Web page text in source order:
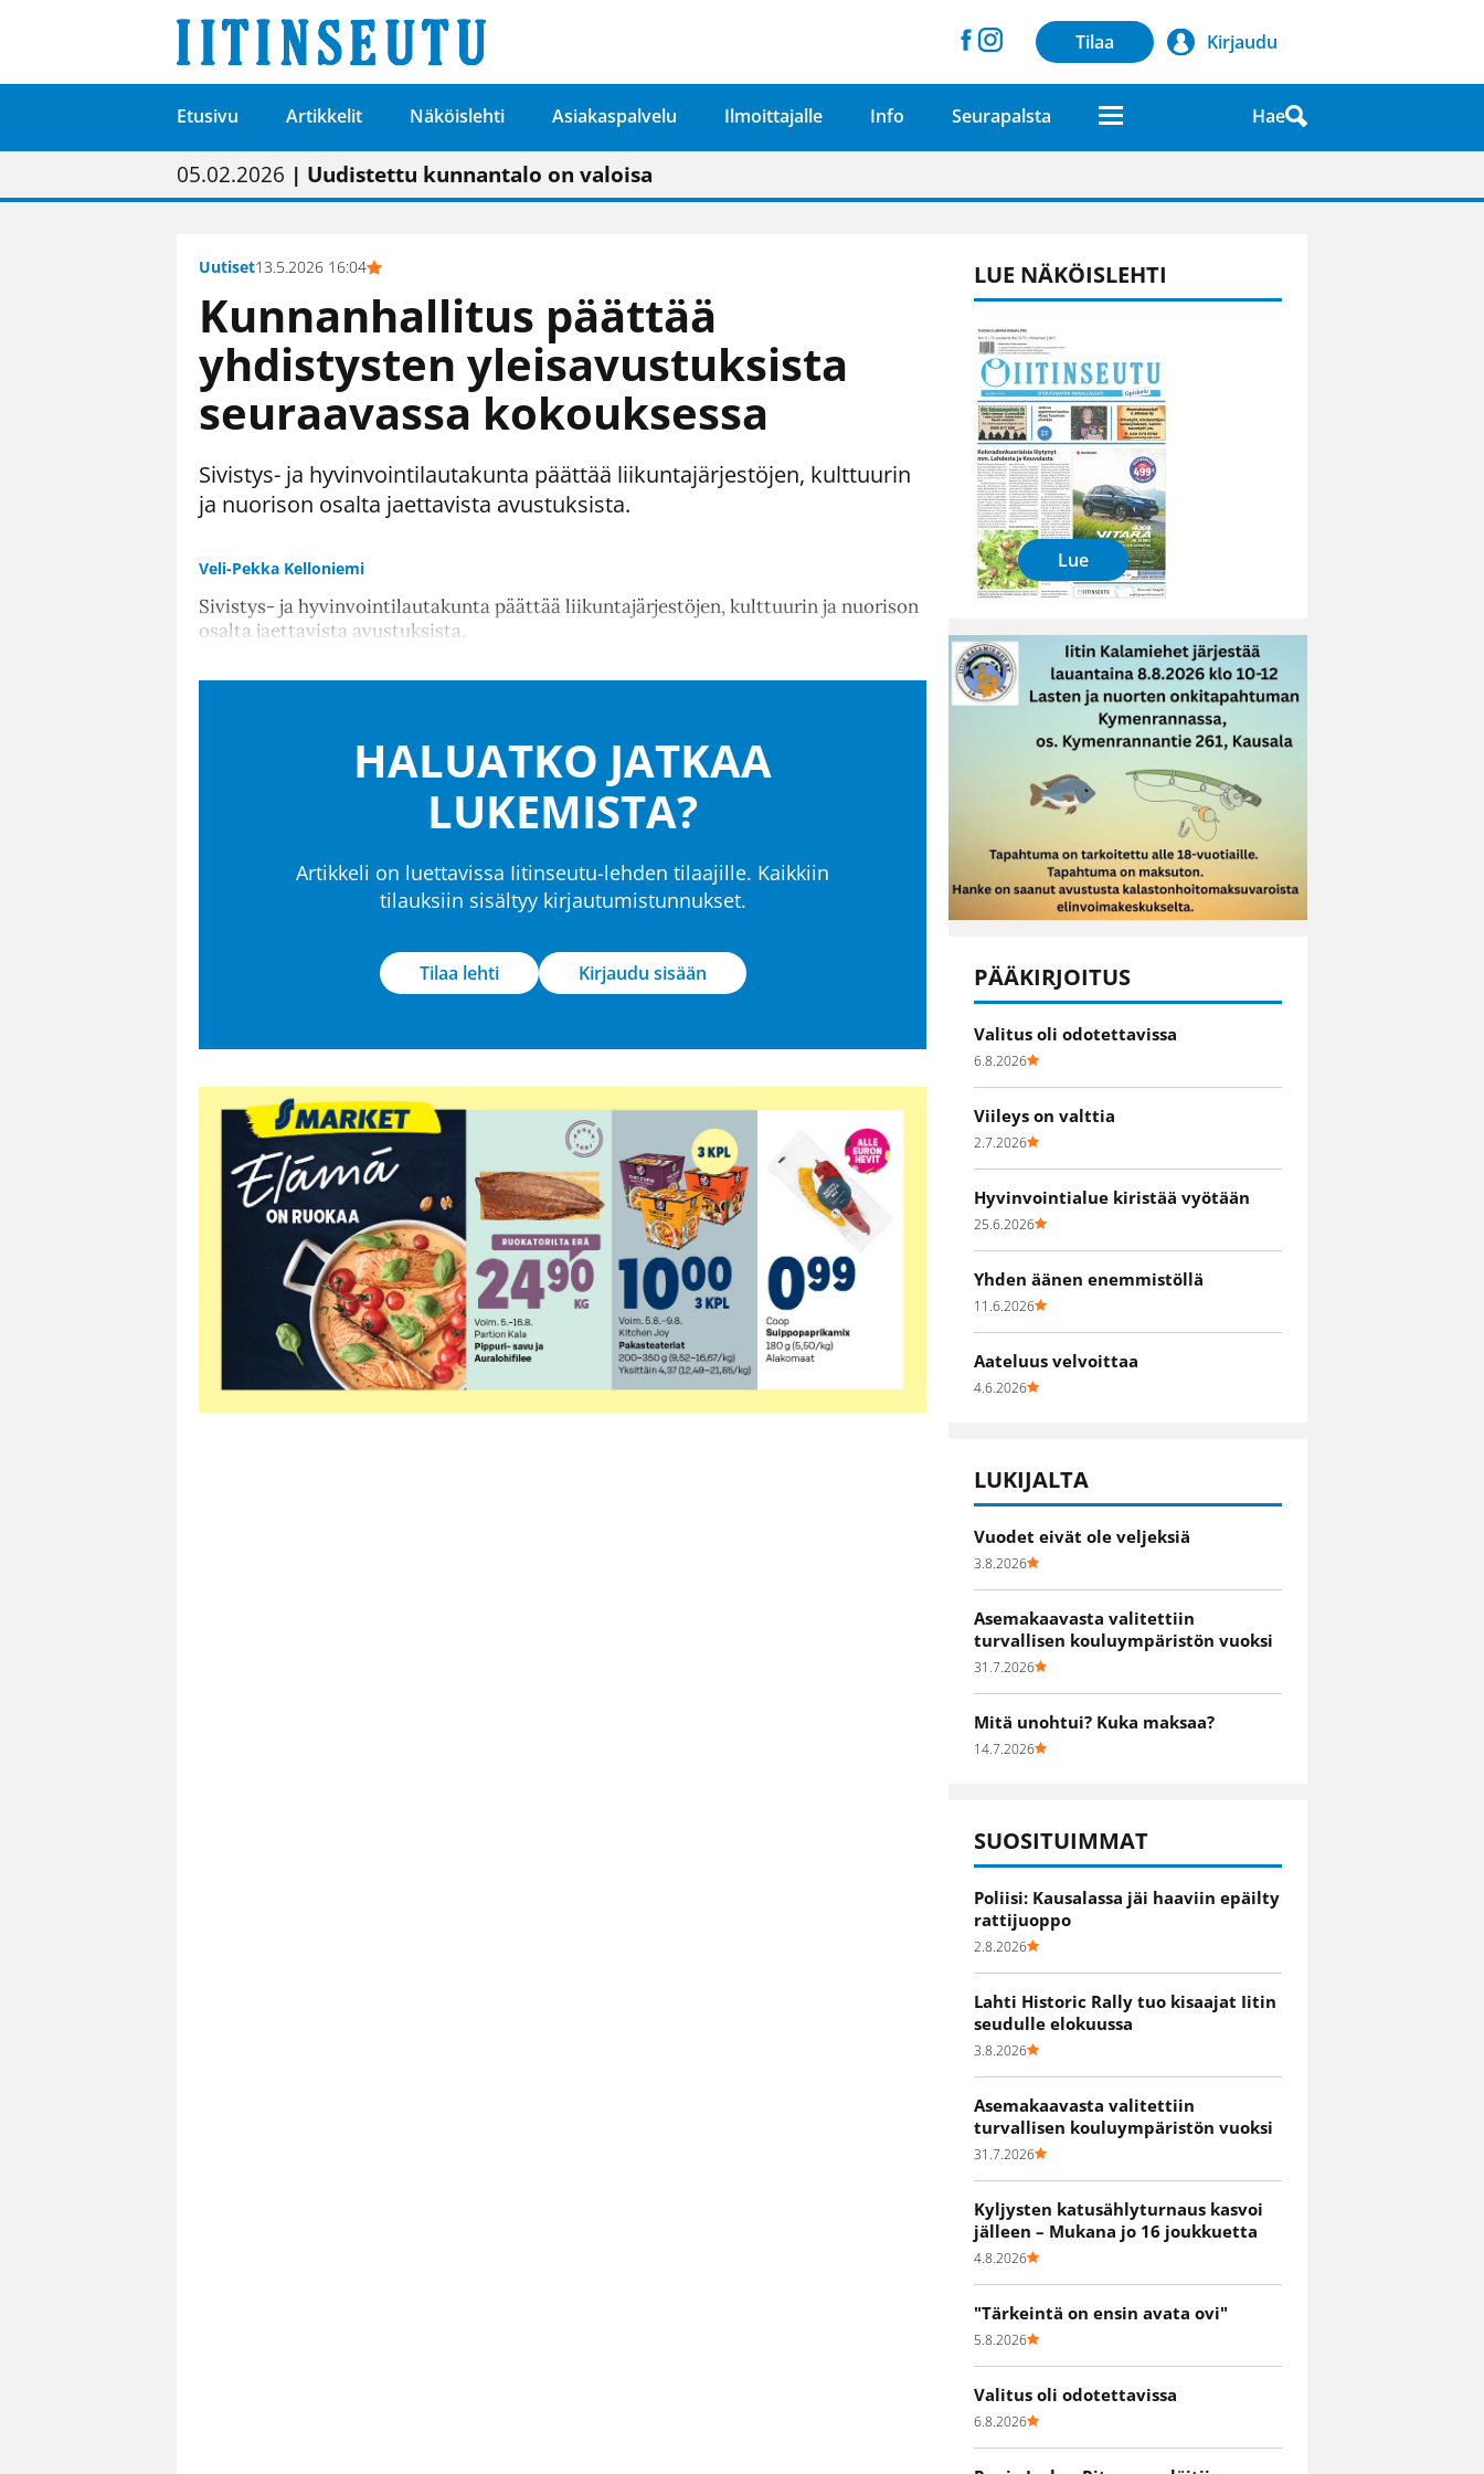
Tilaa Kirjaudu
Etusivu Artikkelit Näköislehti Asiakaspalvelu Ilmoittajalle Info Seurapalsta Hae
01.02.2026 | Painon vaihtumisen pitäisi näkyä hieman parempana painojäljen laatuna lehdessä
05.02.2026 | Uudistettu kunnantalo on valoisa
23.04.2026 | “Olemme käynnistämässä uudelleen keskustavisiotyön”
09.05.2026| "Maalla on totuttu elämään omavaraisemmin kuin kaupungissa"
Uutiset13.5.2026 16:04
Kunnanhallitus päättää
yhdistysten yleisavustuksista
seuraavassa kokouksessa
Sivistys- ja hyvinvointilautakunta päättää liikuntajärjestöjen, kulttuurin
ja nuorison osalta jaettavista avustuksista.
Veli-Pekka Kelloniemi
Sivistys- ja hyvinvointilautakunta päättää liikuntajärjestöjen, kulttuurin ja nuorison
osalta jaettavista avustuksista.
HALUATKO JATKAA
LUKEMISTA?
Artikkeli on luettavissa Iitinseutu-lehden tilaajille. Kaikkiin
tilauksiin sisältyy kirjautumistunnukset.
Tilaa lehti Kirjaudu sisään
LUE NÄKÖISLEHTI
Lue
PÄÄKIRJOITUS
Valitus oli odotettavissa
6.8.2026
Viileys on valttia
2.7.2026
Hyvinvointialue kiristää vyötään
25.6.2026
Yhden äänen enemmistöllä
11.6.2026
Aateluus velvoittaa
4.6.2026
LUKIJALTA
Vuodet eivät ole veljeksiä
3.8.2026
Asemakaavasta valitettiin
turvallisen kouluympäristön vuoksi
31.7.2026
Mitä unohtui? Kuka maksaa?
14.7.2026
SUOSITUIMMAT
Poliisi: Kausalassa jäi haaviin epäilty
rattijuoppo
2.8.2026
Lahti Historic Rally tuo kisaajat Iitin
seudulle elokuussa
3.8.2026
Asemakaavasta valitettiin
turvallisen kouluympäristön vuoksi
31.7.2026
Kyljysten katusählyturnaus kasvoi
jälleen – Mukana jo 16 joukkuetta
4.8.2026
"Tärkeintä on ensin avata ovi"
5.8.2026
Valitus oli odotettavissa
6.8.2026